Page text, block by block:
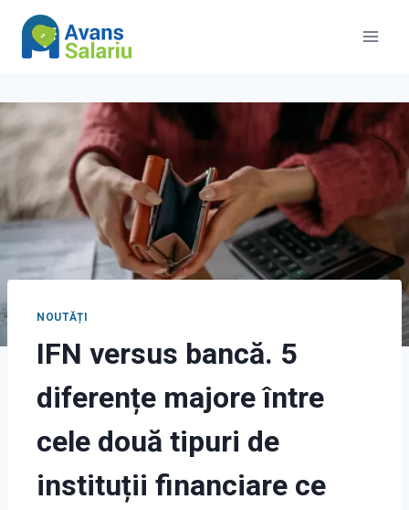
content
NOUTĂȚI
IFN versus bancă. 5
diferențe majore între
cele două tipuri de
instituții financiare ce